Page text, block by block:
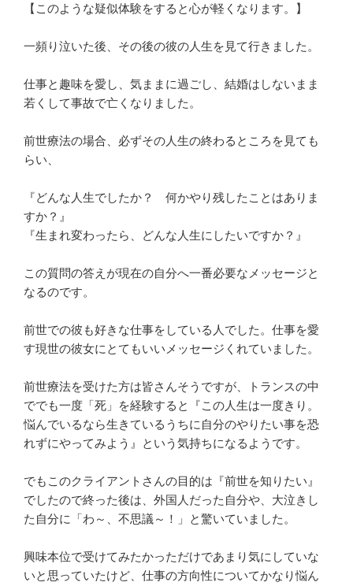
【このような疑似体験をすると心が軽くなります。】
一頻り泣いた後、その後の彼の人生を見て行きました。
仕事と趣味を愛し、気ままに過ごし、結婚はしないまま
若くして事故で亡くなりました。
前世療法の場合、必ずその人生の終わるところを見ても
らい、
『どんな人生でしたか？ 何かやり残したことはありま
すか？』
『生まれ変わったら、どんな人生にしたいですか？』
この質問の答えが現在の自分へ一番必要なメッセージと
なるのです。
前世での彼も好きな仕事をしている人でした。仕事を愛
す現世の彼女にとてもいいメッセージくれていました。
前世療法を受けた方は皆さんそうですが、トランスの中
ででも一度「死」を経験すると『この人生は一度きり。
悩んでいるなら生きているうちに自分のやりたい事を恐
れずにやってみよう』という気持ちになるようです。
でもこのクライアントさんの目的は『前世を知りたい』
でしたので終った後は、外国人だった自分や、大泣きし
た自分に「わ～、不思議～！」と驚いていました。
興味本位で受けてみたかっただけであまり気にしていな
いと思っていたけど、仕事の方向性についてかなり悩ん